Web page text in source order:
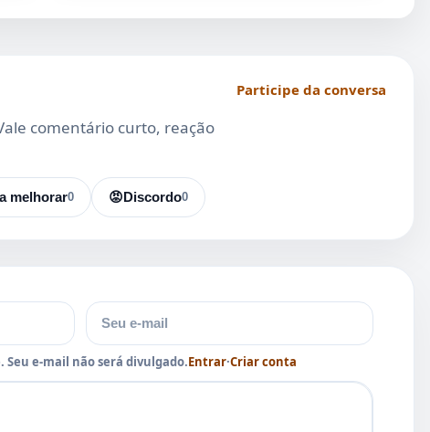
comentário curto, reação
Participe da conversa
0
melhorar 😡 0
Discordo
E-mail
e-mail não será divulgado.Entrar·Criar conta